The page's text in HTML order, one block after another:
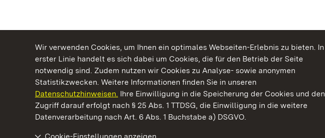
Wir verwenden Cookies, um Ihnen ein optimales Webseiten-Erlebnis zu bieten. In
erster Linie handelt es sich dabei um Cookies, die für den Betrieb der Seite
notwendig sind. Zudem nutzen wir Cookies zu Analyse- sowie anonymen
Statistikzwecken. Weitere Informationen finden Sie in unseren
Datenschutzhinweisen. Ihre Einwilligung in die Speicherung der Cookies und den
Zugriff darauf erfolgt nach § 25 Abs. 1 TTDSG, die Einwilligung in die weitere
Datenverarbeitung nach Art. 6 Abs. 1 Buchstabe a) DSGVO.
Kommen. Staunen. Genießen.